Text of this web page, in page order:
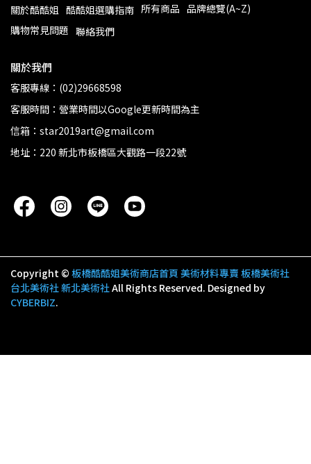
關於酷酷姐 酷酷姐選購指南 所有商品 品牌總覽(A~Z)
購物常見問題 聯絡我們
關於我們
客服專線：(02)29668598
客服時間：營業時間以Google更新時間為主
信箱：star2019art@gmail.com
地址：220 新北市板橋區大觀路一段22號
Copyright © 板橋酷酷姐美術商店首頁 美術材料專賣 板橋美術社
台北美術社 新北美術社All Rights Reserved. Designed by
CYBERBIZ.